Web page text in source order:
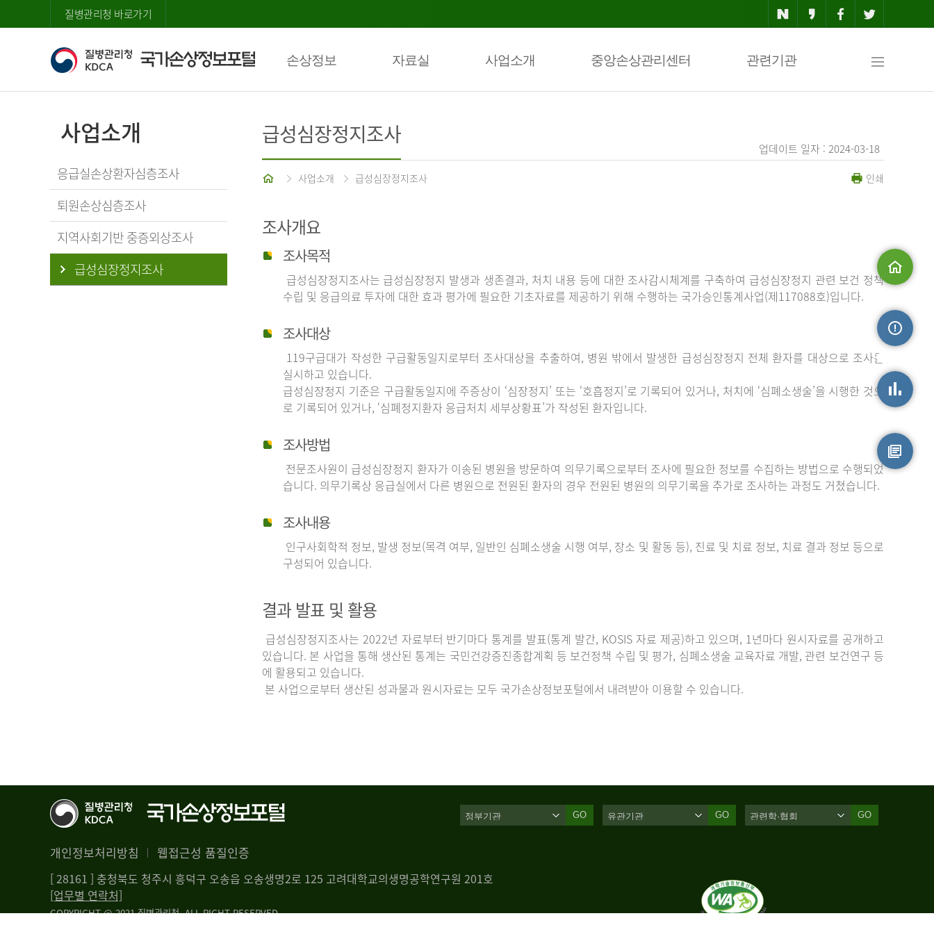
질병관리청 바로가기
손상정보 자료실 사업소개 중앙손상관리센터 관련기관
맵
사업소개
응급실손상환자심층조사
퇴원손상심층조사
지역사회기반 중증외상조사
급성심장정지조사
업데이트 일자 : 2024-03-18
급성심장정지조사
홈 사업소개 급성심장정지조사 인쇄
조사개요
조사목적
급성심장정지조사는 급성심장정지 발생과 생존결과, 처치 내용 등에 대한 조사감시체계를 구축하여 급성심장정지 관련 보건 정책
수립 및 응급의료 투자에 대한 효과 평가에 필요한 기초자료를 제공하기 위해 수행하는 국가승인통계사업(제117088호)입니다.
조사대상
119구급대가 작성한 구급활동일지로부터 조사대상을 추출하여, 병원 밖에서 발생한 급성심장정지 전체 환자를 대상으로 조사를
실시하고 있습니다.
급성심장정지 기준은 구급활동일지에 주증상이 ‘심장정지’ 또는 ‘호흡정지’로 기록되어 있거나, 처치에 ‘심폐소생술’을 시행한 것으
로 기록되어 있거나, ‘심폐정지환자 응급처치 세부상황표’가 작성된 환자입니다.
조사방법
전문조사원이 급성심장정지 환자가 이송된 병원을 방문하여 의무기록으로부터 조사에 필요한 정보를 수집하는 방법으로 수행되었
습니다. 의무기록상 응급실에서 다른 병원으로 전원된 환자의 경우 전원된 병원의 의무기록을 추가로 조사하는 과정도 거쳤습니다.
조사내용
인구사회학적 정보, 발생 정보(목격 여부, 일반인 심폐소생술 시행 여부, 장소 및 활동 등), 진료 및 치료 정보, 치료 결과 정보 등으로
구성되어 있습니다.
결과 발표 및 활용
급성심장정지조사는 2022년 자료부터 반기마다 통계를 발표(통계 발간, KOSIS 자료 제공)하고 있으며, 1년마다 원시자료를 공개하고
있습니다. 본 사업을 통해 생산된 통계는 국민건강증진종합계획 등 보건정책 수립 및 평가, 심폐소생술 교육자료 개발, 관련 보건연구 등
에 활용되고 있습니다.
본 사업으로부터 생산된 성과물과 원시자료는 모두 국가손상정보포털에서 내려받아 이용할 수 있습니다.
개인정보처리방침 웹접근성 품질인증
GO GO GO
[ 28161 ] 충청북도 청주시 흥덕구 오송읍 오송생명2로 125 고려대학교의생명공학연구원 201호
[업무별 연락처]
COPYRIGHT @ 2021 질병관리청. ALL RIGHT RESERVED
손상정보
원시자료